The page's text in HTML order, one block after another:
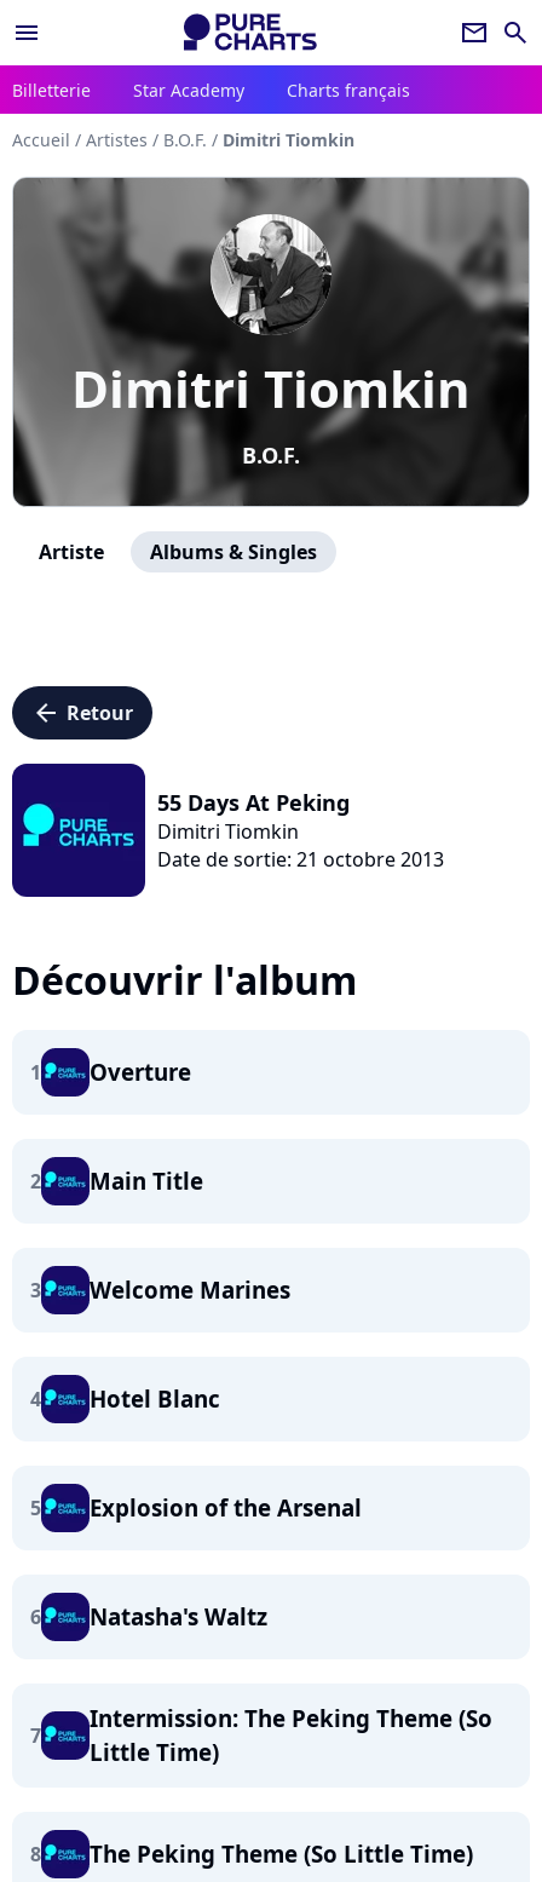
menu newsletter search
Billetterie Star Academy Charts français
Accueil / Artistes / B.O.F. / Dimitri Tiomkin
Dimitri Tiomkin
B.O.F.
Artiste Albums & Singles
arrow_left Retour
55 Days At Peking
Dimitri Tiomkin
Date de sortie: 21 octobre 2013
Découvrir l'album
1 Overture
2 Main Title
3 Welcome Marines
4 Hotel Blanc
5 Explosion of the Arsenal
6 Natasha's Waltz
7
Intermission: The Peking Theme (So
Little Time)
8 The Peking Theme (So Little Time)